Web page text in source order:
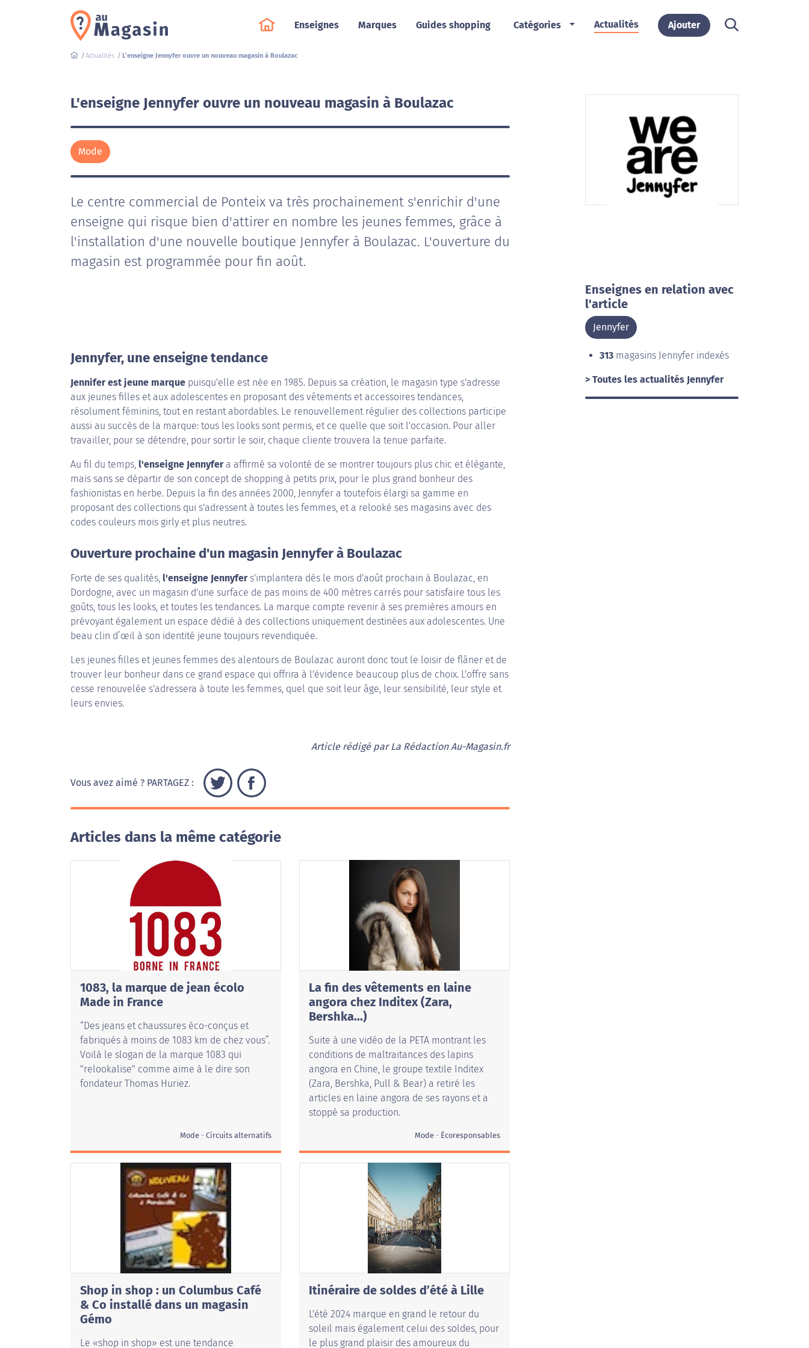
Enseignes Marques Guides shopping Catégories Actualités Ajouter
Actualités L'enseigne Jennyfer ouvre un nouveau magasin à Boulazac
L'enseigne Jennyfer ouvre un nouveau magasin à Boulazac
Mode
Le centre commercial de Ponteix va très prochainement s'enrichir d'une
enseigne qui risque bien d'attirer en nombre les jeunes femmes, grâce à
l'installation d'une nouvelle boutique Jennyfer à Boulazac. L'ouverture du
magasin est programmée pour fin août.
Jennyfer, une enseigne tendance
Jennifer est jeune marque puisqu'elle est née en 1985. Depuis sa création, le magasin type s'adresse
aux jeunes filles et aux adolescentes en proposant des vêtements et accessoires tendances,
résolument féminins, tout en restant abordables. Le renouvellement régulier des collections participe
aussi au succès de la marque: tous les looks sont permis, et ce quelle que soit l'occasion. Pour aller
travailler, pour se détendre, pour sortir le soir, chaque cliente trouvera la tenue parfaite.
Au fil du temps, l'enseigne Jennyfera affirmé sa volonté de se montrer toujours plus chic et élégante,
mais sans se départir de son concept de shopping à petits prix, pour le plus grand bonheur des
fashionistas en herbe. Depuis la fin des années 2000, Jennyfer a toutefois élargi sa gamme en
proposant des collections qui s'adressent à toutes les femmes, et a relooké ses magasins avec des
codes couleurs mois girly et plus neutres.
Ouverture prochaine d'un magasin Jennyfer à Boulazac
Forte de ses qualités, l'enseigne Jennyfer s'implantera dès le mois d'août prochain à Boulazac, en
Dordogne, avec un magasin d'une surface de pas moins de 400 mètres carrés pour satisfaire tous les
goûts, tous les looks, et toutes les tendances. La marque compte revenir à ses premières amours en
prévoyant également un espace dédié à des collections uniquement destinées aux adolescentes. Une
beau clin d’œil à son identité jeune toujours revendiquée.
Les jeunes filles et jeunes femmes des alentours de Boulazac auront donc tout le loisir de flâner et de
trouver leur bonheur dans ce grand espace qui offrira à l'évidence beaucoup plus de choix. L'offre sans
cesse renouvelée s'adressera à toute les femmes, quel que soit leur âge, leur sensibilité, leur style et
leurs envies.
Article rédigé par La Rédaction Au-Magasin.fr
Vous avez aimé ? PARTAGEZ :
Articles dans la même catégorie
1083, la marque de jean écolo
Made in France
“Des jeans et chaussures éco-conçus et
fabriqués à moins de 1083 km de chez vous”.
Voilà le slogan de la marque 1083 qui
"relookalise" comme aime à le dire son
fondateur Thomas Huriez.
Mode Circuits alternatifs
La fin des vêtements en laine
angora chez Inditex (Zara,
Bershka...)
Suite à une vidéo de la PETA montrant les
conditions de maltraitances des lapins
angora en Chine, le groupe textile Inditex
(Zara, Bershka, Pull & Bear) a retiré les
articles en laine angora de ses rayons et a
stoppé sa production.
Mode Écoresponsables
Shop in shop : un Columbus Café
& Co installé dans un magasin
Gémo
Le «shop in shop» est une tendance
Itinéraire de soldes d’été à Lille
L'été 2024 marque en grand le retour du
soleil mais également celui des soldes, pour
le plus grand plaisir des amoureux du
Enseignes en relation avec
l'article
Jennyfer
313 magasins Jennyfer indexés
> Toutes les actualités Jennyfer